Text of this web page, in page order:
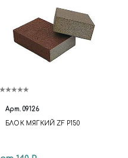
Арт. 09126
БЛОК МЯГКИЙ ZF P150